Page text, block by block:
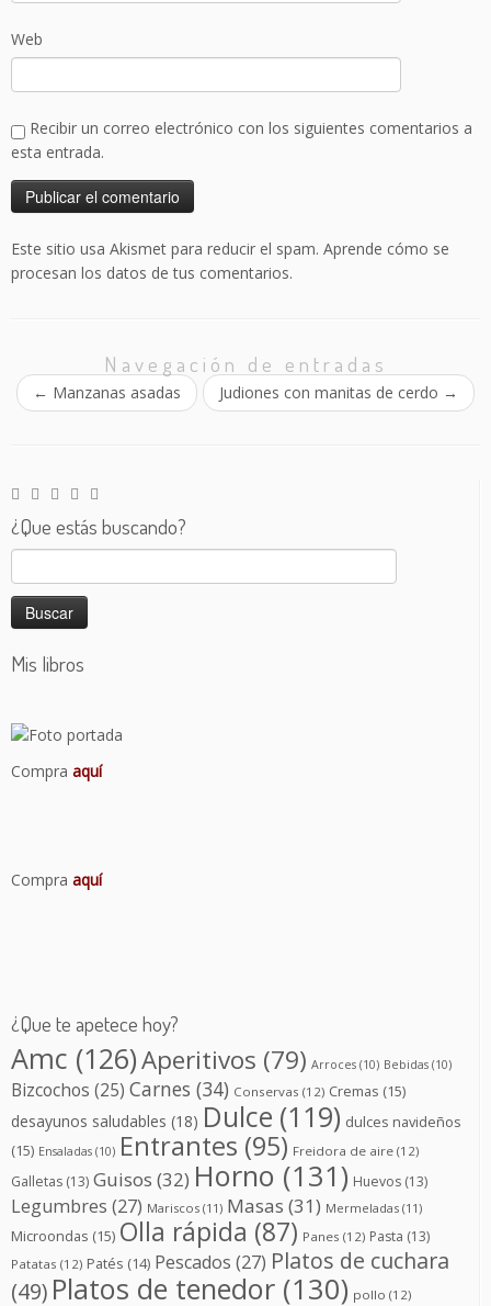
Web
Recibir un correo electrónico con los siguientes comentarios a
esta entrada.
Este sitio usa Akismet para reducir el spam. Aprende cómo se
procesan los datos de tus comentarios.
Navegación de entradas
← Manzanas asadas Judiones con manitas de cerdo →
¿Que estás buscando?
Mis libros
Compra aquí
Compra aquí
¿Que te apetece hoy?
Amc (126)Aperitivos (79) Arroces (10) Bebidas (10)
Bizcochos (25) Carnes (34) Conservas (12) Cremas (15)
desayunos saludables (18) Dulce (119) dulces navideños
(15) Ensaladas (10) Entrantes (95) Freidora de aire (12)
Galletas (13) Guisos (32) Horno (131) Huevos (13)
Legumbres (27) Mariscos (11) Masas (31) Mermeladas (11)
Microondas (15) Olla rápida (87) Panes (12) Pasta (13)
Patatas (12) Patés (14) Pescados (27) Platos de cuchara
(49) Platos de tenedor (130) pollo (12)